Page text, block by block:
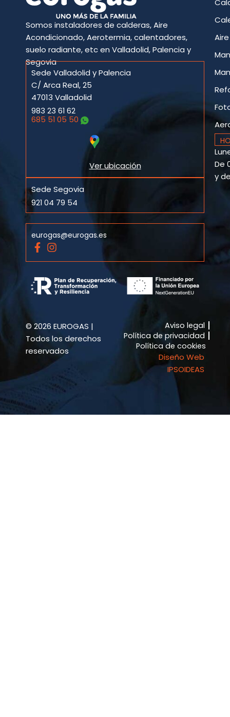
Somos instaladores de calderas, Aire
Acondicionado, Aerotermia, calentadores,
suelo radiante, etc en Valladolid, Palencia y
Segovia
Sede Valladolid y Palencia
C/ Arca Real, 25
47013 Valladolid
983 23 61 62
685 51 05 50
Ver ubicación
Sede Segovia
921 04 79 54
eurogas@eurogas.es
F
a
c
e
b
o
-
f
I
n
s
t
a
g
m
De
y
© 2026 EUROGAS |
Todos los derechos
reservados
Aviso legal
Política de privacidad
Política de cookies
Diseño Web
IPSOIDEAS